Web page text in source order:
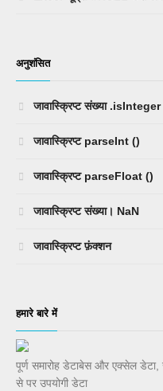
अनुशंसित
जावास्क्रिप्ट संख्या
जावास्क्रिप्ट parseInt ()
जावास्क्रिप्ट parseFloat ()
जावास्क्रिप्ट संख्या। NaN
जावास्क्रिप्ट फ़ंक्शन
हमारे बारे में
पूर्ण समारोह डेटाबेस और एक्सेल डेटा,
से पर उपयोगी डेटा